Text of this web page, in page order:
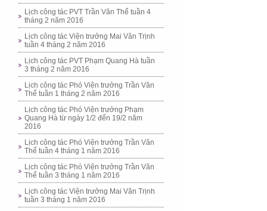
Lịch công tác PVT Trần Văn Thể tuần 4
tháng 2 năm 2016
Lịch công tác Viện trưởng Mai Văn Trịnh
tuần 4 tháng 2 năm 2016
Lịch công tác PVT Phạm Quang Hà tuần
3 tháng 2 năm 2016
Lịch công tác Phó Viện trưởng Trần Văn
Thể tuần 1 tháng 2 năm 2016
Lịch công tác Phó Viện trưởng Phạm
Quang Hà từ ngày 1/2 đến 19/2 năm
2016
Lịch công tác Phó Viện trưởng Trần Văn
Thể tuần 4 tháng 1 năm 2016
Lịch công tác Phó Viện trưởng Trần Văn
Thể tuần 3 tháng 1 năm 2016
Lịch công tác Viện trưởng Mai Văn Trịnh
tuần 3 tháng 1 năm 2016